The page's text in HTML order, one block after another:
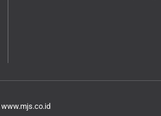
www.mjs.co.id